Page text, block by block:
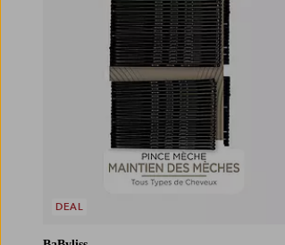
DEAL